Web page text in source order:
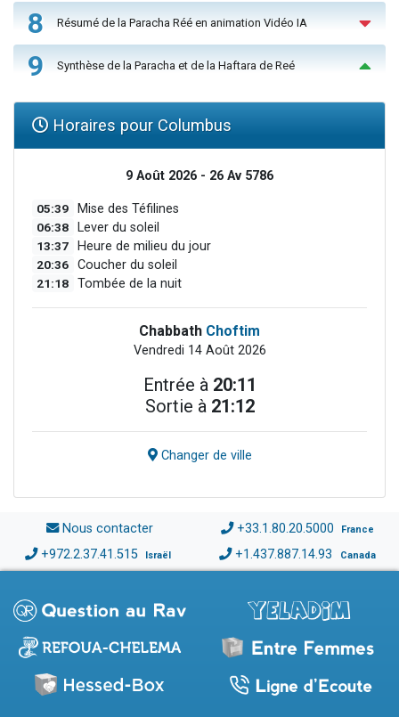
8 Résumé de la Paracha Réé en animation Vidéo IA
9 Synthèse de la Paracha et de la Haftara de Reé
Horaires pour Columbus
9 Août 2026 - 26 Av 5786
05:39 Mise des Téfilines
06:38 Lever du soleil
13:37 Heure de milieu du jour
20:36 Coucher du soleil
21:18 Tombée de la nuit
Chabbath Choftim
Vendredi 14 Août 2026
Entrée à 20:11
Sortie à 21:12
Changer de ville
Nous contacter +33.1.80.20.5000 France
+972.2.37.41.515 Israël +1.437.887.14.93 Canada